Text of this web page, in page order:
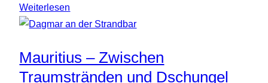
Weiterlesen
Mauritius – Zwischen
Traumstränden und Dschungel